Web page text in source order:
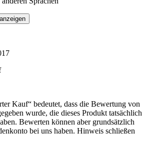
Kauf“ bedeutet, dass die Bewertung von
wurde, die dieses Produkt tatsächlich
Bewerten können aber grundsätzlich
bei uns haben. Hinweis schließen